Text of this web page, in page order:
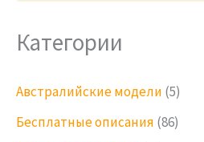
Категории
Австралийские модели (5)
Бесплатные описания (86)